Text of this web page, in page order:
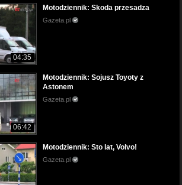
04:35
Motodziennik: Skoda przesadza
Gazeta.pl
06:42
Motodziennik: Sojusz Toyoty z
Astonem
Gazeta.pl
Motodziennik: Sto lat, Volvo!
Gazeta.pl